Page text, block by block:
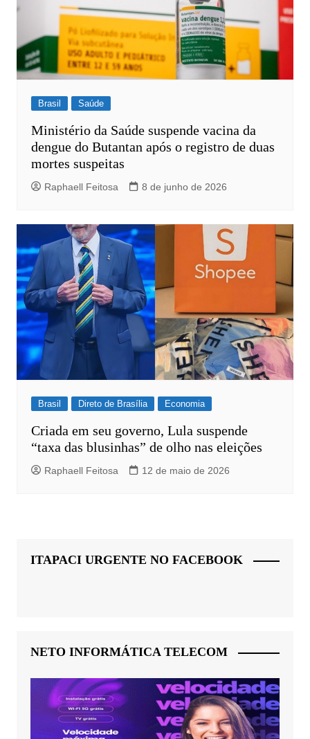
Brasil Saúde
Ministério da Saúde suspende vacina da
dengue do Butantan após o registro de duas
mortes suspeitas
Raphaell Feitosa 8 de junho de 2026
Brasil Direto de Brasília Economia
Criada em seu governo, Lula suspende
“taxa das blusinhas” de olho nas eleições
Raphaell Feitosa 12 de maio de 2026
ITAPACI URGENTE NO FACEBOOK
NETO INFORMÁTICA TELECOM